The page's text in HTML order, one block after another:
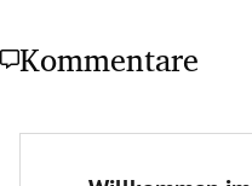
Kommentare